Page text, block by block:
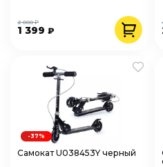
1 399 ₽
2 000 ₽
Самокат U038453Y черный
-37%